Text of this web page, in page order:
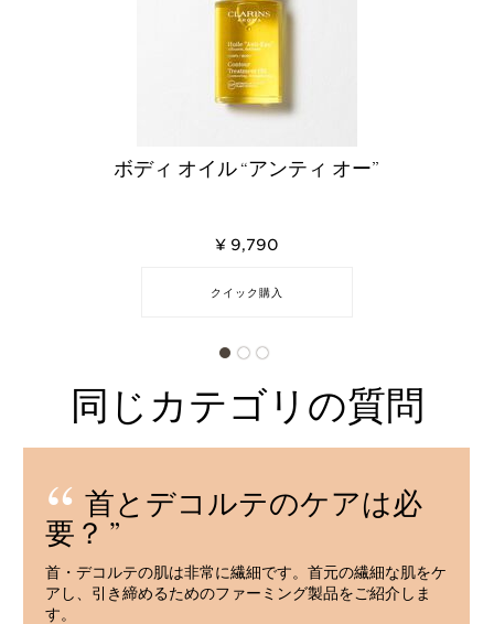
ボディ オイル “アンティ オー”
¥ 9,790
クイック購入
同じカテゴリの質問
首とデコルテのケアは必
要？
首・デコルテの肌は非常に繊細です。首元の繊細な肌をケ
アし、引き締めるためのファーミング製品をご紹介しま
す。